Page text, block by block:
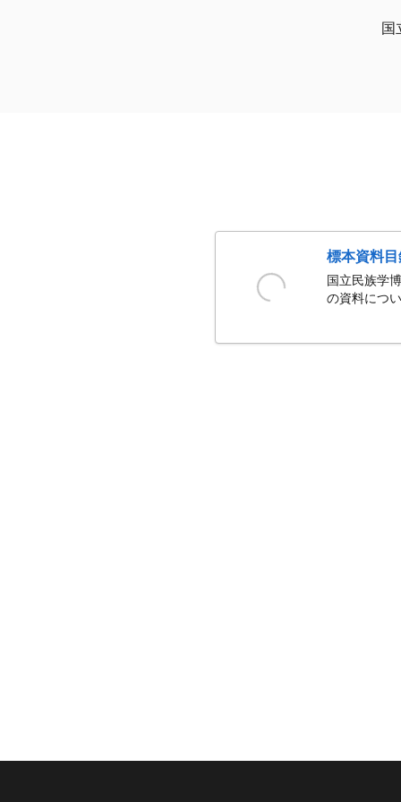
国
標本資料
国立民族学
の資料につい